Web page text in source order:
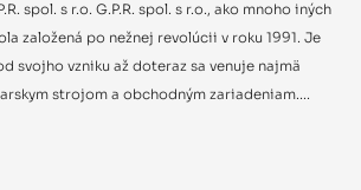
spol. s r.o. G.P.R. spol. s r.o., ako mnoho iných
založená po nežnej revolúcii v roku 1991. Je
svojho vzniku až doteraz sa venuje najmä
strojom a obchodným zariadeniam....